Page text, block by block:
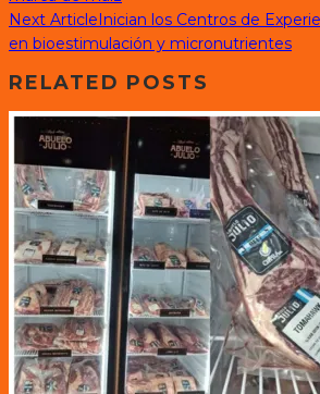
Next Article Inician los Centros de
en bioestimulación y micronutrientes
RELATED POSTS